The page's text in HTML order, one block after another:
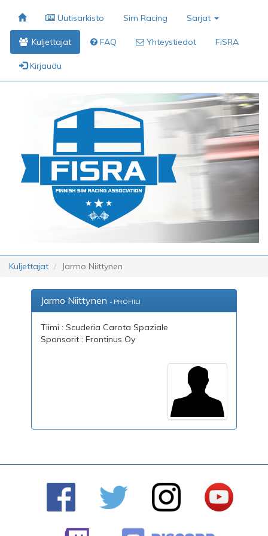
Uutisarkisto Sim Racing Sarjat
Kuljettajat FAQ Yhteystiedot FiSRA
Kirjaudu
Kuljettajat Jarmo Niittynen
Jarmo Niittynen - PROFIILI
Tiimi : Scuderia Carota Spaziale
Sponsorit : Frontinus Oy